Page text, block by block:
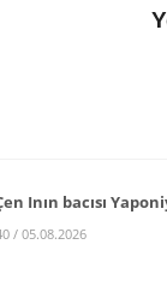
Inın bacısı
/ 05.08.2026